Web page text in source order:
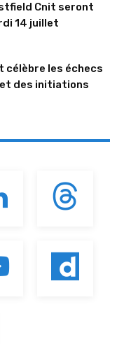
Cnit seront
14 juillet
célèbre les échecs
des initiations